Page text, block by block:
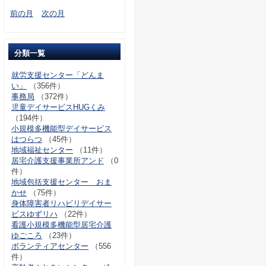
前の月
次の月
分類一覧
就労支援センター「どんま
い」
（356件）
事務局 （372件）
児童デイサービスHUGくみ
（194件）
小規模多機能型デイサービス
はつらつ （45件）
地域福祉センター （11件）
居宅介護支援事業所アンド （0
件）
地域包括支援センター おま
かせ （75件）
身体障害者リハビリデイサー
ビスゆずリハ （22件）
看護小規模多機能型居宅介護
ゆごころ （23件）
ボランティアセンター （556
件）